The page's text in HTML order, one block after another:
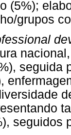
(5%);
grupos
seguida
seguidos